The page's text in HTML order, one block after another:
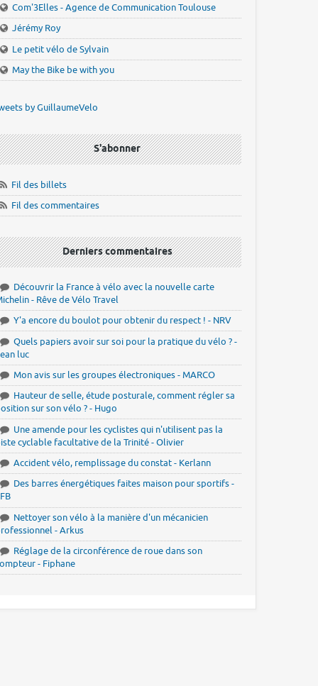
Com'3Elles - Agence de Communication Toulouse
Jérémy Roy
Le petit vélo de Sylvain
May the Bike be with you
by GuillaumeVelo
S'abonner
Fil des billets
Fil des commentaires
Derniers commentaires
Découvrir la France à vélo avec la nouvelle carte
- Rêve de Vélo Travel
Y'a encore du boulot pour obtenir du respect ! - NRV
Quels papiers avoir sur soi pour la pratique du vélo ? -
luc
Mon avis sur les groupes électroniques - MARCO
Hauteur de selle, étude posturale, comment régler sa
sur son vélo ? - Hugo
Une amende pour les cyclistes qui n'utilisent pas la
cyclable facultative de la Trinité - Olivier
Accident vélo, remplissage du constat - Kerlann
Des barres énergétiques faites maison pour sportifs -
Nettoyer son vélo à la manière d'un mécanicien
- Arkus
Réglage de la circonférence de roue dans son
- Fiphane